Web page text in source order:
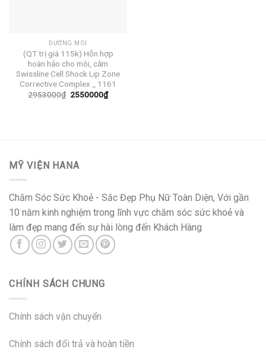
DƯỠNG MÔI
(QT trị giá 115k) Hỗn hợp
hoàn hảo cho môi, cằm
Swissline Cell Shock Lip Zone
Corrective Complex _ 1161
2953000₫ Giá
2550000₫Giá
hiện
MỸ VIỆN HANA
Chăm Sóc Sức Khoẻ - Sắc Đẹp Phụ Nữ Toàn Diện, Với gần
10 năm kinh nghiệm trong lĩnh vực chăm sóc sức khoẻ và
làm đẹp mang đến sự hài lòng đến Khách Hàng
CHÍNH SÁCH CHUNG
Chính sách vận chuyển
Chính sách đổi trả và hoàn tiền